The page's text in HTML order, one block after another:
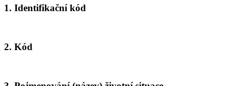
1. Identifikační kód
2. Kód